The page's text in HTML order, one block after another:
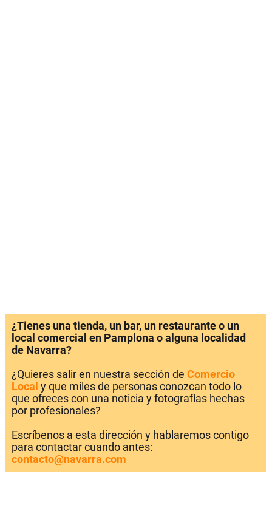
¿Tienes una tienda, un bar, un restaurante o un
local comercial en Pamplona o alguna localidad
de Navarra?
¿Quieres salir en nuestra sección de Comercio
Local y que miles de personas conozcan todo lo
que ofreces con una noticia y fotografías hechas
por profesionales?
Escríbenos a esta dirección y hablaremos contigo
para contactar cuando antes:
contacto@navarra.com